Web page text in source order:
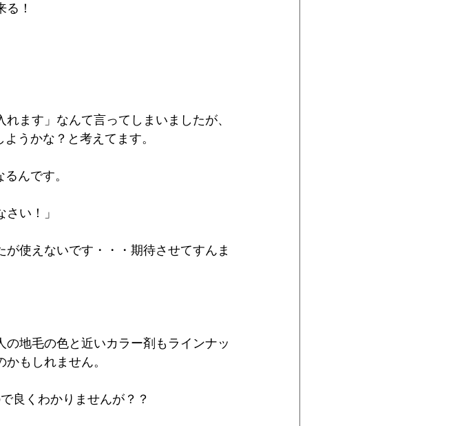
！
ます」なんて言ってしまいましたが、
うかな？と考えてます。
んです。
い！」
が使えないです・・・期待させてすんま
地毛の色と近いカラー剤もラインナッ
もしれません。
良くわかりませんが？？